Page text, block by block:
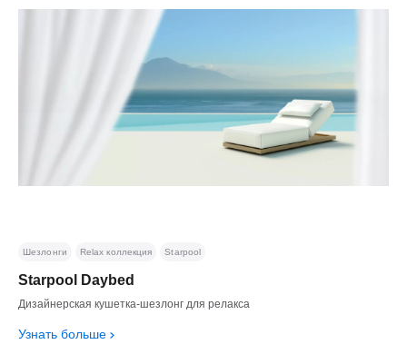
Starpool Daybed
Дизайнерская кушетка-шезлонг для релакса
Узнать больше
Шезлонги Relax коллекция Starpool